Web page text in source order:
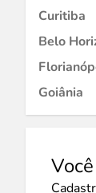
Curitiba
Belo
Goiânia